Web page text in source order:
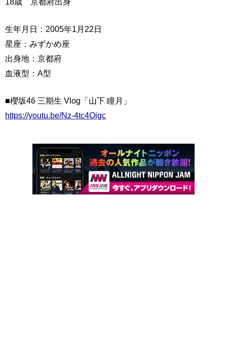
生年月日：2005年1月22日
星座：みずかめ座
出身地：京都府
血液型：A型
■櫻坂46 三期生 Vlog「山下 瞳月」
https://youtu.be/Nz-4tc4Oigc